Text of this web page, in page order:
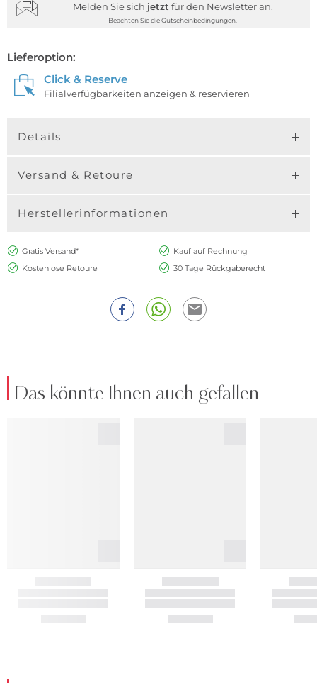
Melden Sie sich jetzt für den Newsletter an.
Beachten Sie die Gutscheinbedingungen.
Lieferoption:
Click & Reserve
Filialverfügbarkeiten anzeigen & reservieren
Details
Versand & Retoure
Herstellerinformationen
Gratis Versand*
Kauf auf Rechnung
Kostenlose Retoure
30 Tage Rückgaberecht
Das könnte Ihnen auch gefallen